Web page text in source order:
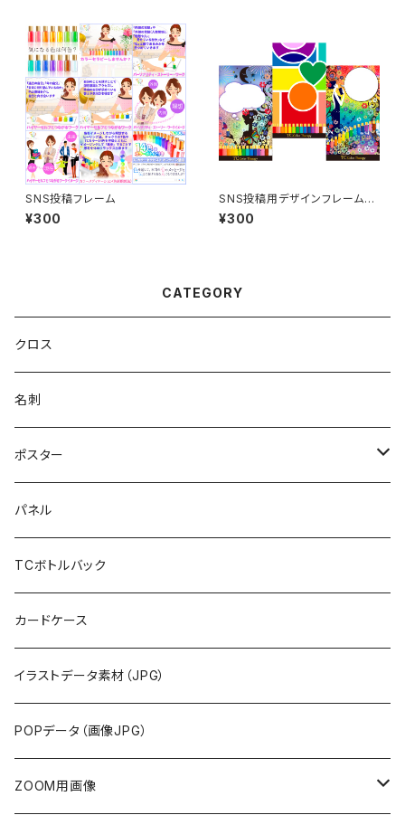
SNS投稿フレーム
¥300
SNS投稿用デザインフレーム～
おまけ色々～
¥300
CATEGORY
クロス
名刺
ポスター
布地
紙
パネル
TCボトルバック
カードケース
イラストデータ素材（JPG）
POPデータ（画像JPG）
ZOOM用画像